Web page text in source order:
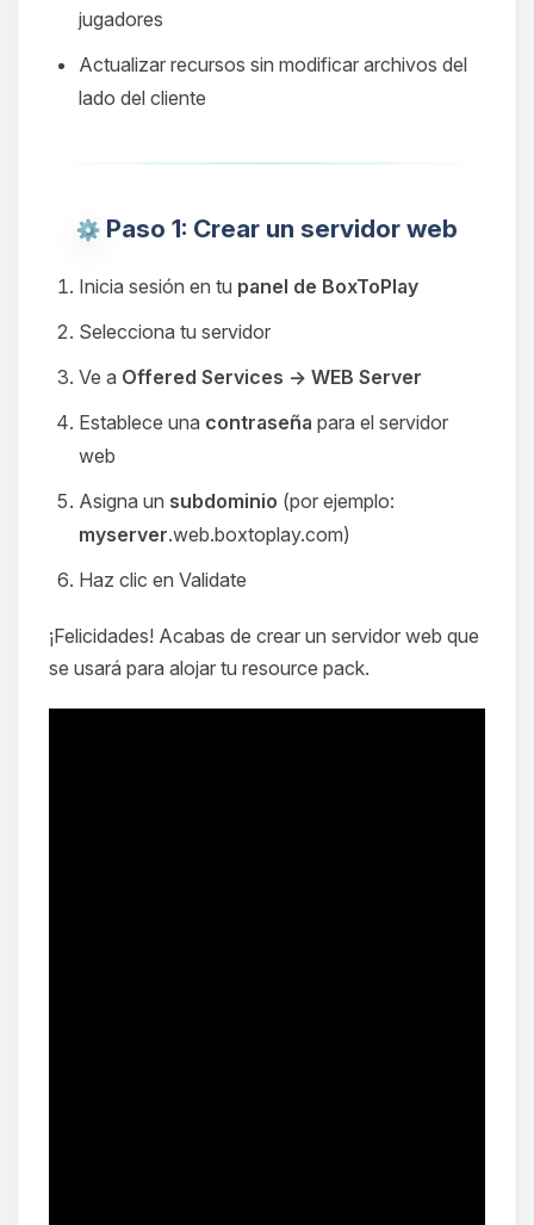
jugadores
Actualizar recursos sin modificar archivos del
lado del cliente
Paso 1: Crear un servidor web
Inicia sesión en tu panel de BoxToPlay
Selecciona tu servidor
Ve a Offered Services → WEB Server
Establece una contraseña para el servidor
web
Asigna un subdominio (por ejemplo:
myserver.web.boxtoplay.com)
Haz clic en Validate
¡Felicidades! Acabas de crear un servidor web que
se usará para alojar tu resource pack.